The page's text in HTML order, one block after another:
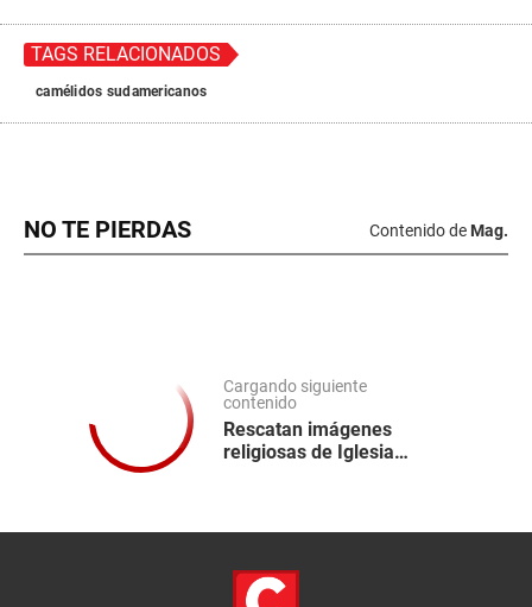
TAGS RELACIONADOS
camélidos sudamericanos
NO TE PIERDAS Contenido de Mag.
Cargando siguiente
contenido
Rescatan imágenes
religiosas de Iglesia